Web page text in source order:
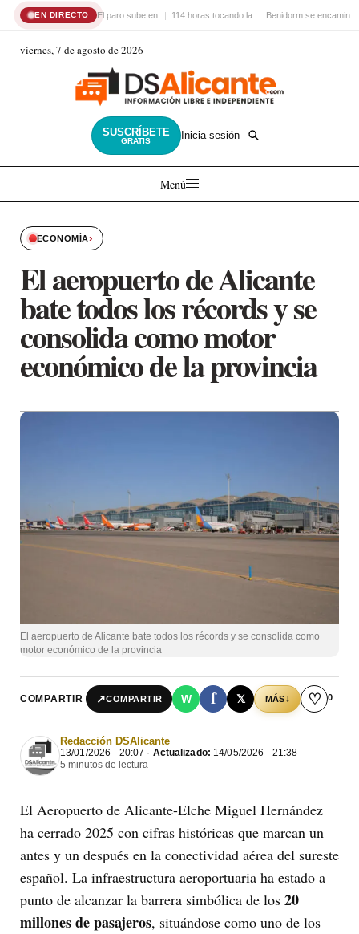
EN DIRECTO El paro sube en 114 horas tocando la Benidorm se encamina
viernes, 7 de agosto de 2026
SUSCRÍBETE
GRATIS Inicia sesión
Menú
ECONOMÍA›
El aeropuerto de Alicante
bate todos los récords y se
consolida como motor
económico de la provincia
El aeropuerto de Alicante bate todos los récords y se consolida como
motor económico de la provincia
COMPARTIR ↗COMPARTIR W f 𝕏 MÁS↓ ♡ 0
Redacción DSAlicante
13/01/2026 - 20:07 · Actualizado: 14/05/2026 - 21:38
5 minutos de lectura
El Aeropuerto de Alicante-Elche Miguel Hernández
ha cerrado 2025 con cifras históricas que marcan un
antes y un después en la conectividad aérea del sureste
español. La infraestructura aeroportuaria ha estado a
punto de alcanzar la barrera simbólica de los 20
millones de pasajeros, situándose como uno de los